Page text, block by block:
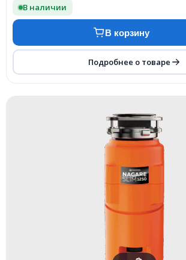
В наличии
В корзину
Подробнее о товаре